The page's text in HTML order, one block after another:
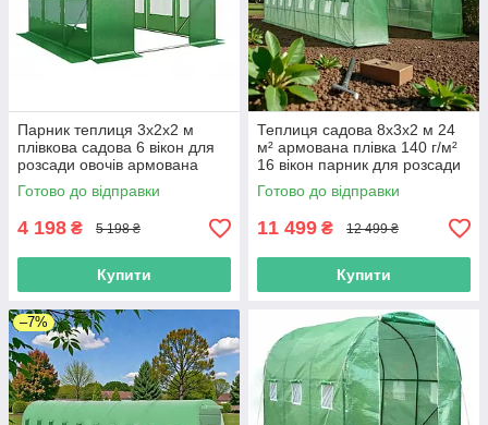
Парник теплиця 3х2х2 м
плівкова садова 6 вікон для
розсади овочів армована
плівка 140 г/м² Helper HP-
1067
Готово до відправки
4 198 ₴ 5 198 ₴
Купити
Теплиця садова 8х3х2 м 24
м² армована плівка 140 г/м²
16 вікон парник для розсади
овочів дачі городу Helper HP-
1069
Готово до відправки
11 499 ₴ 12 499 ₴
Купити
–7%